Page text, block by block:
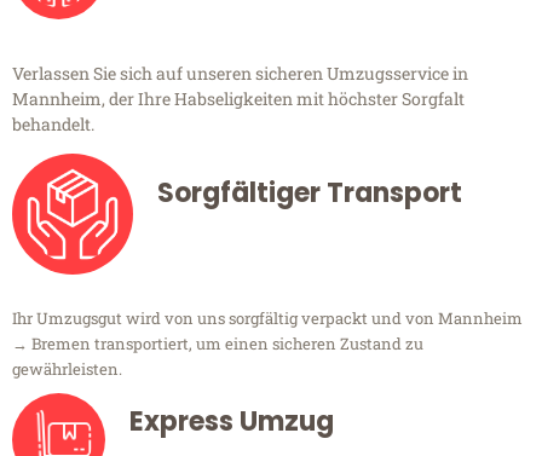
Verlassen Sie sich auf unseren sicheren Umzugsservice in
Mannheim, der Ihre Habseligkeiten mit höchster Sorgfalt
behandelt.
Sorgfältiger Transport
Ihr Umzugsgut wird von uns sorgfältig verpackt und von Mannheim
→ Bremen transportiert, um einen sicheren Zustand zu
gewährleisten.
Express Umzug